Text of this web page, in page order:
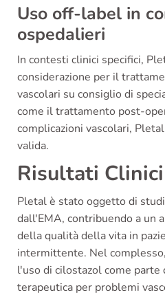
Uso off-label in
ospedalieri
In contesti clinici specifici,
considerazione per il
vascolari su consiglio di
come il trattamento post-
complicazioni vascolari,
valida.
Risultati
Pletal è stato oggetto di
dall'EMA, contribuendo a un
della qualità della vita in
intermittente. Nel
l'uso di cilostazol come parte
terapeutica per problemi